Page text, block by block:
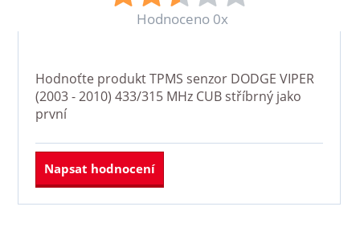
Hodnoceno 0x
Hodnoťte produktTPMS senzor DODGE VIPER
(2003 - 2010) 433/315 MHz CUB stříbrnýjako
první
Napsat hodnocení